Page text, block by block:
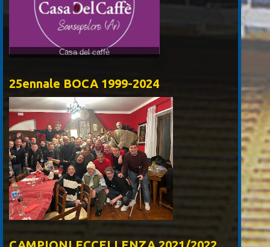
Casa del caffè
25ennale BOCA 1999-2024